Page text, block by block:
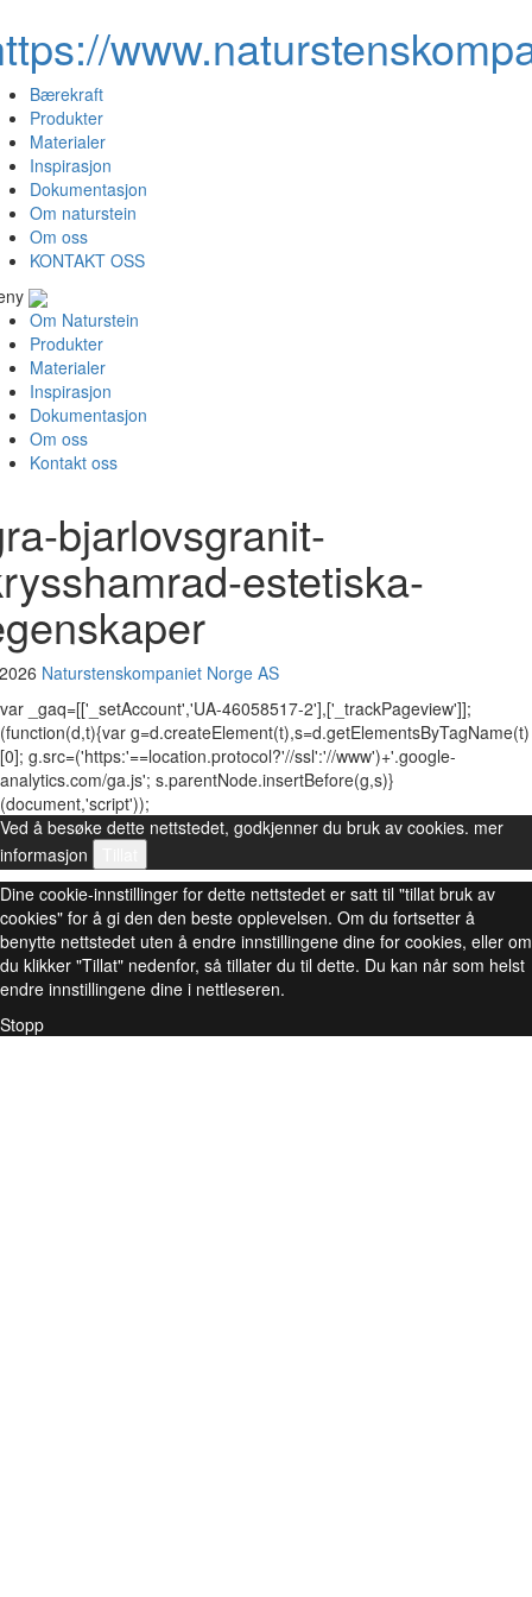
Bærekraft
Produkter
Materialer
Inspirasjon
Dokumentasjon
Om naturstein
Om oss
KONTAKT OSS
Om Naturstein
Produkter
Materialer
Inspirasjon
Dokumentasjon
Om oss
Kontakt oss
bjarlovsgranit-
estetiska-
Naturstenskompaniet Norge AS
var _gaq=[['_setAccount','UA-46058517-2'],['_trackPageview']];
(function(d,t){var g=d.createElement(t),s=d.getElementsByTagName(t)
[0]; g.src=('https:'==location.protocol?'//ssl':'//www')+'.google-
analytics.com/ga.js'; s.parentNode.insertBefore(g,s)}
(document,'script'));
Ved å besøke dette nettstedet, godkjenner du bruk av cookies. mer
informasjon
Dine cookie-innstillinger for dette nettstedet er satt til "tillat bruk av
cookies" for å gi den den beste opplevelsen. Om du fortsetter å
benytte nettstedet uten å endre innstillingene dine for cookies, eller om
du klikker "Tillat" nedenfor, så tillater du til dette. Du kan når som helst
endre innstillingene dine i nettleseren.
Stopp